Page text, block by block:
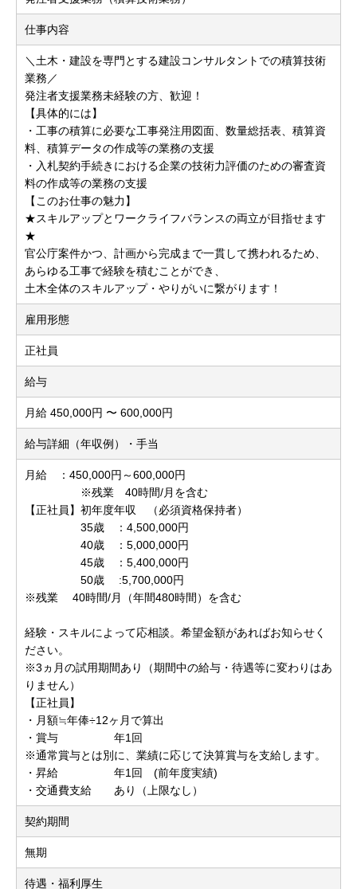
仕事内容
＼土木・建設を専門とする建設コンサルタントでの積算技術
業務／
発注者支援業務未経験の方、歓迎！
【具体的には】
・工事の積算に必要な工事発注用図面、数量総括表、積算資
料、積算データの作成等の業務の支援
・入札契約手続きにおける企業の技術力評価のための審査資
料の作成等の業務の支援
【このお仕事の魅力】
★スキルアップとワークライフバランスの両立が目指せます
★
官公庁案件かつ、計画から完成まで一貫して携われるため、
あらゆる工事で経験を積むことができ、
土木全体のスキルアップ・やりがいに繋がります！
雇用形態
正社員
給与
月給 450,000円 〜 600,000円
給与詳細（年収例）・手当
月給 ：450,000円～600,000円
※残業 40時間/月を含む
【正社員】初年度年収 （必須資格保持者）
35歳 ：4,500,000円
40歳 ：5,000,000円
45歳 ：5,400,000円
50歳 :5,700,000円
※残業 40時間/月（年間480時間）を含む
経験・スキルによって応相談。希望金額があればお知らせく
ださい。
※3ヵ月の試用期間あり（期間中の給与・待遇等に変わりはあ
りません）
【正社員】
・月額≒年俸÷12ヶ月で算出
・賞与 年1回
※通常賞与とは別に、業績に応じて決算賞与を支給します。
・昇給 年1回 (前年度実績)
・交通費支給 あり（上限なし）
契約期間
無期
待遇・福利厚生